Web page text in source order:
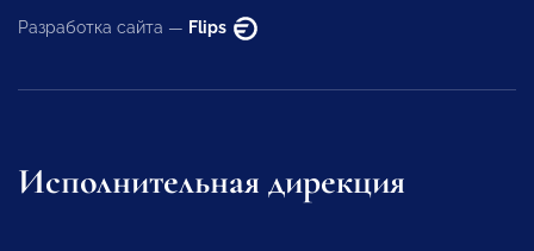
Разработка сайта — Flips
Исполнительная дирекция